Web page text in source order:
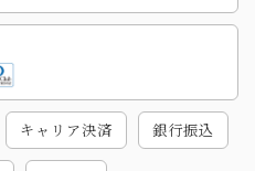
キャリア決済 銀行振込